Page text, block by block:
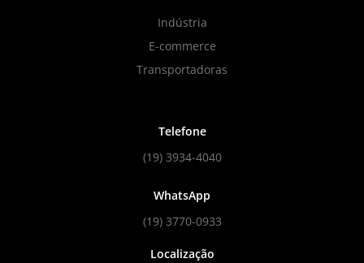
Indústria
E-commerce
Transportadoras
Telefone
(19) 3934-4040
WhatsApp
(19) 3770-0933
Localização